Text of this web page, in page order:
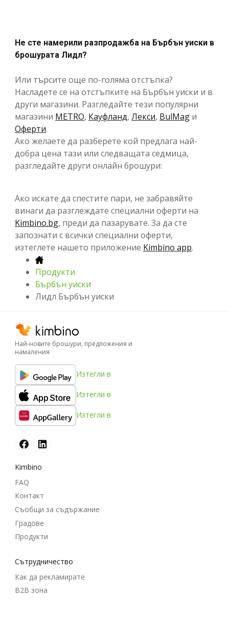
Не сте намерили разпродажба на Бърбън уиски в
брошурата Лидл?
Или търсите още по-голяма отстъпка?
Насладете се на отстъпките на Бърбън уиски и в
други магазини. Разгледайте тези популярни
магазини METRO, Кауфланд, Лекси, BulMag и
Оферти.
Ако желаете да разберете кой предлага най-
добра цена тази или следващата седмица,
разгледайте други онлайн брошури:
Ако искате да спестите пари, не забравяйте
винаги да разглеждате специални оферти на
Kimbino.bg, преди да пазарувате. За да сте
запознати с всички специални оферти,
изтеглете нашето приложение Kimbino app.
Продукти
Бърбън уиски
Лидл Бърбън уиски
Най-новите брошури, предложения и
намаления
Изтегли в
Изтегли в
Изтегли в
Kimbino
FAQ
Контакт
Съобщи за съдържание
Градове
Продукти
Cътрудничество
Как да рекламирате
B2B зона